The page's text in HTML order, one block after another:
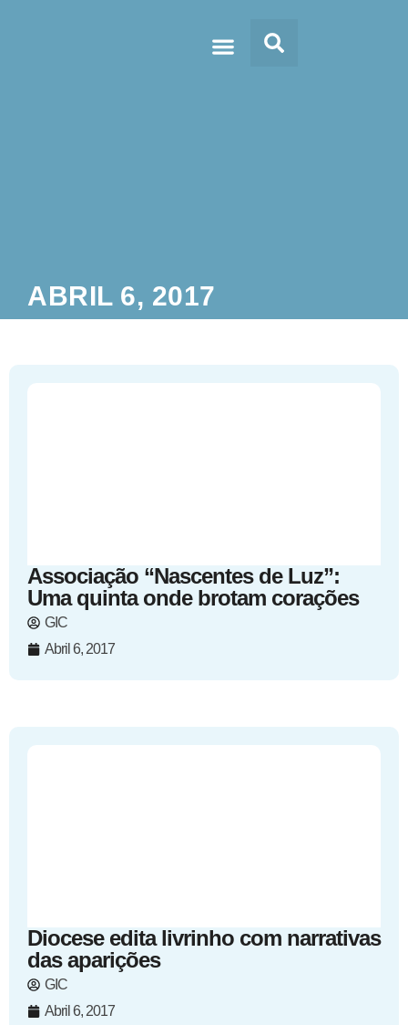
ABRIL 6, 2017
Associação “Nascentes de Luz”:
Uma quinta onde brotam corações
GIC
Abril 6, 2017
Diocese edita livrinho com narrativas
das aparições
GIC
Abril 6, 2017